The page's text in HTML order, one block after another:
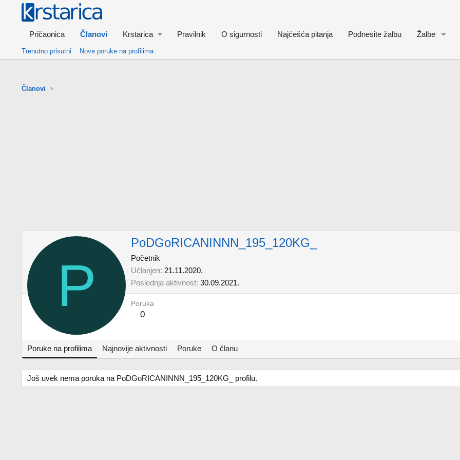
Pričaonica Članovi Krstarica Pravilnik O sigurnosti Najćešća pitanja Podnesite žalbu Žalbe
Trenutno prisutni Nove poruke na profilima
Članovi
P
PoDGoRICANINNN_195_120KG_
Početnik
Učlanjen 21.11.2020.
Poslednja aktivnost 30.09.2021.
Poruka
0
Poruke na profilima Najnovije aktivnosti Poruke O članu
Još uvek nema poruka na PoDGoRICANINNN_195_120KG_ profilu.